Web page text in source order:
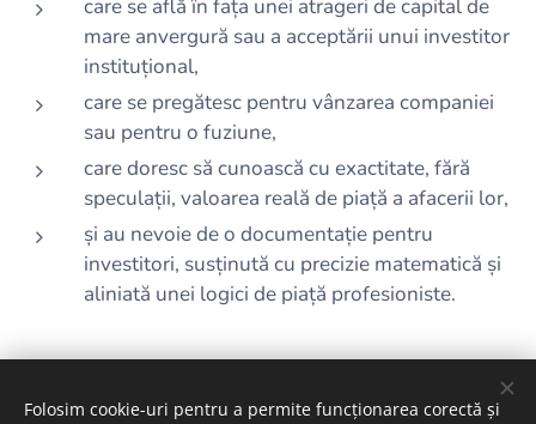
care se află în fața unei atrageri de capital de
mare anvergură sau a acceptării unui investitor
instituțional,
care se pregătesc pentru vânzarea companiei
sau pentru o fuziune,
care doresc să cunoască cu exactitate, fără
speculații, valoarea reală de piață a afacerii lor,
și au nevoie de o documentație pentru
investitori, susținută cu precizie matematică și
aliniată unei logici de piață profesioniste.
Folosim cookie-uri pentru a permite funcționarea corectă și